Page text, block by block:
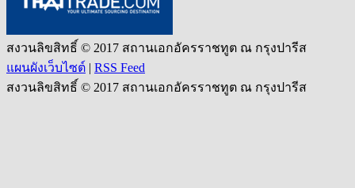
สงวนลิขสิทธิ์ © 2017 สถานเอกอัครราชทูต ณ กรุงปารีส
แผนผังเว็บไซต์ | RSS Feed
สงวนลิขสิทธิ์ © 2017 สถานเอกอัครราชทูต ณ กรุงปารีส